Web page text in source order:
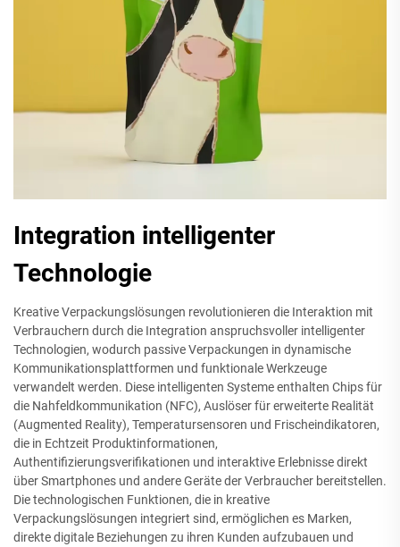
Integration intelligenter
Technologie
Kreative Verpackungslösungen revolutionieren die Interaktion mit
Verbrauchern durch die Integration anspruchsvoller intelligenter
Technologien, wodurch passive Verpackungen in dynamische
Kommunikationsplattformen und funktionale Werkzeuge
verwandelt werden. Diese intelligenten Systeme enthalten Chips für
die Nahfeldkommunikation (NFC), Auslöser für erweiterte Realität
(Augmented Reality), Temperatursensoren und Frischeindikatoren,
die in Echtzeit Produktinformationen,
Authentifizierungsverifikationen und interaktive Erlebnisse direkt
über Smartphones und andere Geräte der Verbraucher bereitstellen.
Die technologischen Funktionen, die in kreative
Verpackungslösungen integriert sind, ermöglichen es Marken,
direkte digitale Beziehungen zu ihren Kunden aufzubauen und